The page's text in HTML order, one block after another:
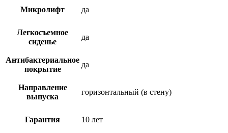
Микролифт да
Легкосъемное
сиденье
да
Антибактериальное
покрытие
да
Направление
выпуска
горизонтальный (в стену)
Гарантия 10 лет